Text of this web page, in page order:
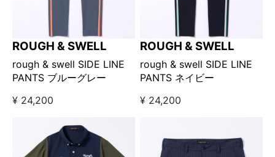
ROUGH & SWELL
rough & swell SIDE LINE
PANTS ブルーグレー
¥ 24,200
ROUGH & SWELL
rough & swell SIDE LINE
PANTS ネイビー
¥ 24,200